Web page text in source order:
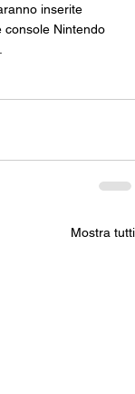
inserite
console Nintendo
Mostra tutti